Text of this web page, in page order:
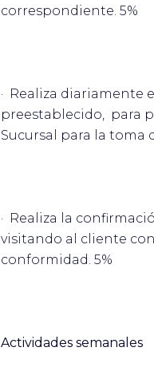
correspondiente. 5%
· Realiza diariamente
preestablecido, para
Sucursal para la toma
· Realiza la
visitando al cliente
conformidad. 5%
Actividades semanales